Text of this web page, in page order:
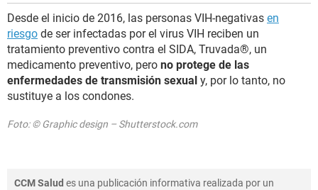
Desde el inicio de 2016, las personas VIH-negativas en
riesgo de ser infectadas por el virus VIH reciben un
tratamiento preventivo contra el SIDA, Truvada®, un
medicamento preventivo, pero no protege de las
enfermedades de transmisión sexual y, por lo tanto, no
sustituye a los condones.
Foto: © Graphic design – Shutterstock.com
CCM Salud es una publicación informativa realizada por un